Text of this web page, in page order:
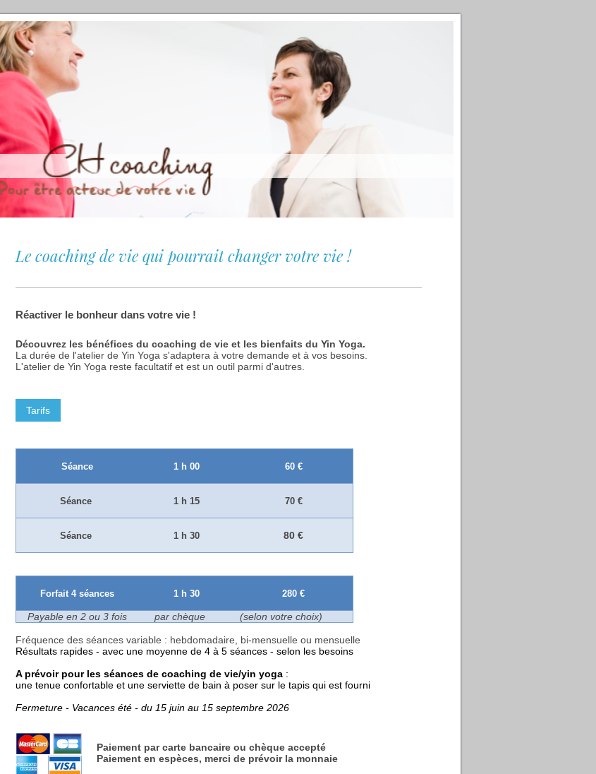
Le coaching de vie qui pourrait changer votre vie !
Réactiver le bonheur dans votre vie !
Découvrez les bénéfices du coaching de vie et les bienfaits du Yin Yoga.
La durée de l'atelier de Yin Yoga s'adaptera à votre demande et à vos besoins.
L'atelier de Yin Yoga reste facultatif et est un outil parmi d'autres.
Tarifs
Séance 1 h 00 60 €
Séance 1 h 15 70 €
Séance 1 h 30 80 €
Forfait 4 séances 1 h 30 280 €
Payable en 2 ou 3 fois par chèque (selon votre choix)
Fréquence des séances variable : hebdomadaire, bi-mensuelle ou mensuelle
Résultats rapides - avec une moyenne de 4 à 5 séances - selon les besoins
A prévoir pour les séances de coaching de vie/yin yoga:
une tenue confortable et une serviette de bain à poser sur le tapis qui est fourni
Fermeture - Vacances été - du 15 juin au 15 septembre 2026
Paiement par carte bancaire ou chèque accepté
Paiement en espèces, merci de prévoir la monnaie